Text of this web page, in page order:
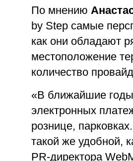
По мнению
by Step самые
как они обладают
местоположение
количество
«В ближайшие годы
электронных
рознице,
такой же удобной,
PR-директора